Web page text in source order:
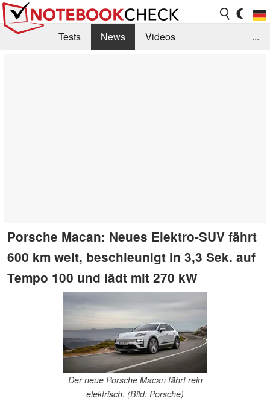
Tests News
Videos
...
Porsche Macan: Neues Elektro-SUV fährt
600 km weit, beschleunigt in 3,3 Sek. auf
Tempo 100 und lädt mit 270 kW
Der neue Porsche Macan fährt rein
elektrisch. (Bild: Porsche)